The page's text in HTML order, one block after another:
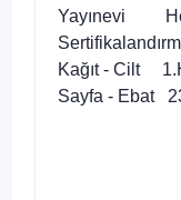
Yayınevi
Kağıt - Cilt
Sayfa - Ebat